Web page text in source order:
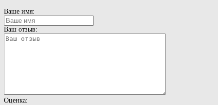
Ваше имя:
Ваш отзыв:
Оценка: